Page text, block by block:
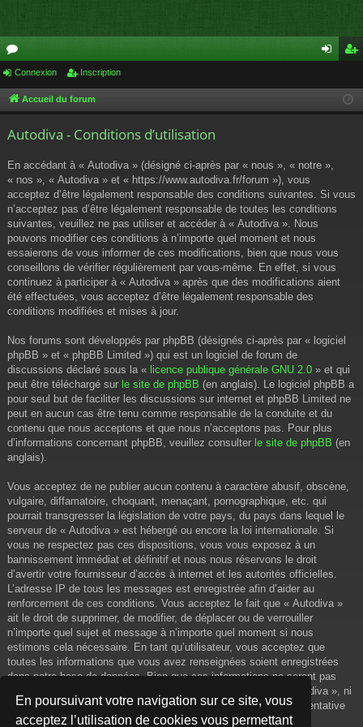
En poursuivant votre navigation sur ce site, vous
acceptez l’utilisation de cookies vous permettant
or
u cri
Connexion Inscription
Accueil du forum
Autodiva - Conditions d’utilisation
En accédant à « Autodiva » (désigné ci-après par « nous », « notre »,
« nos », « Autodiva » et « https://www.autodiva.fr/forum »), vous
acceptez d’être légalement responsable des conditions suivantes. Si vous
n’acceptez pas d’être légalement responsable de toutes les conditions
suivantes, veuillez ne pas utiliser et accéder à « Autodiva ». Nous
pouvons modifier ces conditions à n’importe quel moment et nous
essaierons de vous informer de ces modifications, bien que nous vous
conseillons de vérifier régulièrement par vous-même. En effet, si vous
continuez à participer à « Autodiva » après que des modifications aient
été effectuées, vous acceptez d’être légalement responsable des
conditions modifiées et mises à jour.
Nos forums sont développés par phpBB (désignés ci-après par « logiciel
phpBB » et « phpBB Limited ») qui est un logiciel de forum de
discussions déclaré sous la « licence publique générale GNU 2.0 » et qui
peut être téléchargé sur le site de phpBB (en anglais). Le logiciel phpBB a
pour seul but de faciliter les discussions sur internet et phpBB Limited ne
peut en aucun cas être tenu comme responsable de la conduite et du
contenu que nous acceptons et que nous n’acceptons pas. Pour plus
d’informations concernant phpBB, veuillez consulter le site de phpBB (en
anglais).
Vous acceptez de ne publier aucun contenu à caractère abusif, obscène,
vulgaire, diffamatoire, choquant, menaçant, pornographique, etc. qui
pourrait transgresser la législation de votre pays, du pays dans lequel le
serveur de « Autodiva » est hébergé ou encore la loi internationale. Si
vous ne respectez pas ces dispositions, vous vous exposez à un
bannissement immédiat et définitif et nous nous réservons le droit
d’avertir votre fournisseur d’accès à internet et les autorités officielles.
L’adresse IP de tous les messages est enregistrée afin d’aider au
renforcement de ces conditions. Vous acceptez le fait que « Autodiva »
ait le droit de supprimer, de modifier, de déplacer ou de verrouiller
n’importe quel sujet et message à n’importe quel moment si nous
estimons cela nécessaire. En tant qu’utilisateur, vous acceptez que
toutes les informations que vous avez renseignées soient enregistrées
dans notre base de données. Bien que ces informations ne seront pas
diffusées à une tierce partie sans votre consentement, ni « Autodiva », ni
phpBB, ne pourront être tenus comme responsables en cas de tentative
de piratage informatique visant à compromettre vos données.